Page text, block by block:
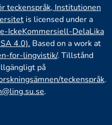
teckenspråk, Institutionen
is licensed under a
IckeKommersiell-DelaLika
4.0). Based on a work at
for-lingvistik/. Tillstånd
på
teckenspråk.
.